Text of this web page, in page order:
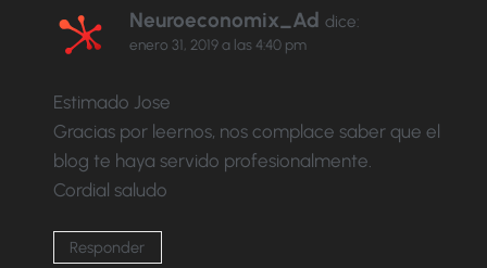
Neuroeconomix_Ad dice:
enero 31, 2019 a las 4:40 pm
Estimado Jose
Gracias por leernos, nos complace saber que el
blog te haya servido profesionalmente.
Cordial saludo
Responder